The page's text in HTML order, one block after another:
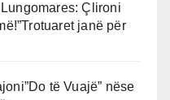
Çlironi
janë për
të Vuajë” nëse